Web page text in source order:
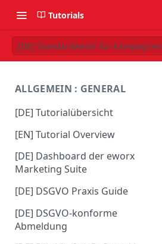
Tutorials
[DE] Standardwerte für Kampagnen
ALLGEMEIN : GENERAL
[DE] Tutorialübersicht
[EN] Tutorial Overview
[DE] Dashboard der eworx
Marketing Suite
[DE] DSGVO Praxis Guide
[DE] DSGVO-konforme
Abmeldung